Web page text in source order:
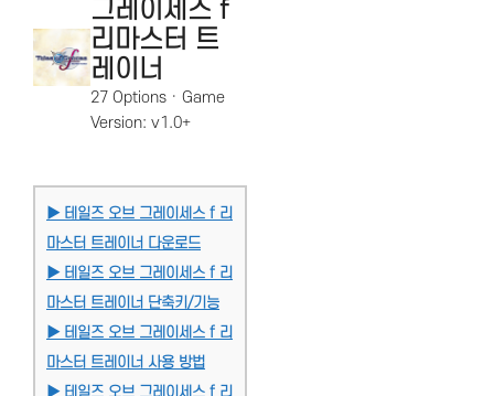
그레이세스 f
리마스터 트
레이너
27 Options · Game
Version: v1.0+
▶ 테일즈 오브 그레이세스 f 리
마스터 트레이너 다운로드
▶ 테일즈 오브 그레이세스 f 리
마스터 트레이너 단축키/기능
▶ 테일즈 오브 그레이세스 f 리
마스터 트레이너 사용 방법
▶ 테일즈 오브 그레이세스 f 리